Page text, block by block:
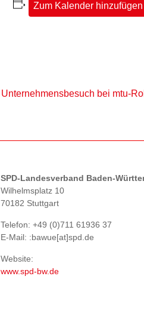
Zum Kalender hinzufügen
Unternehmensbesuch bei mtu-
SPD-Landesverband Baden-
Wilhelmsplatz 10
70182 Stuttgart
Telefon: +49 (0)711 61936 37
E-Mail: :bawue[at]spd.de
Website:
www.spd-bw.de